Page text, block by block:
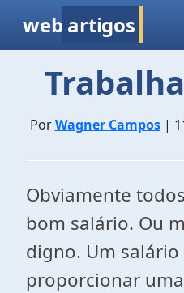
web artigos
PorWagner Campos|
Obviamente
bom salário. Ou
digno. Um salário
proporcionar